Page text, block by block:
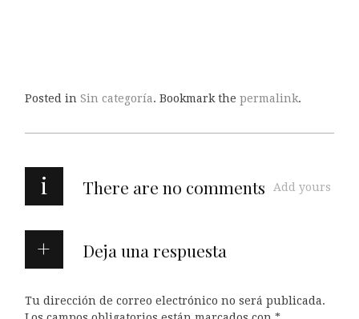
Posted in Sin categoría. Bookmark the permalink.
i There are no comments Add yours
Deja una respuesta
Tu dirección de correo electrónico no será publicada.